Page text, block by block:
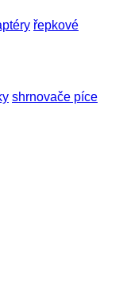
řepkové
shrnovače píce